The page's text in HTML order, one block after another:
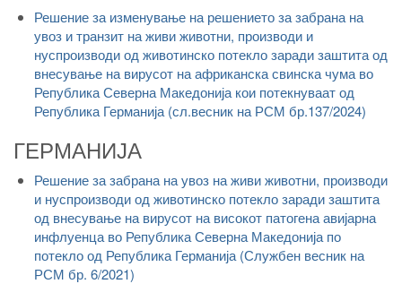
Решение за изменување на решението за забрана на
увоз и транзит на живи животни, производи и
нуспроизводи од животинско потекло заради заштита од
внесување на вирусот на африканска свинска чума во
Република Северна Македонија кои потекнуваат од
Република Германија (сл.весник на РСМ бр.137/2024)
ГЕРМАНИЈА
Решение за забрана на увоз на живи животни, производи
и нуспроизводи од животинско потекло заради заштита
од внесување на вирусот на високот патогена авијарна
инфлуенца во Република Северна Македонија по
потекло од Република Германија (Службен весник на
РСМ бр. 6/2021)